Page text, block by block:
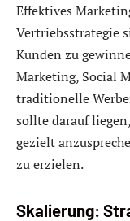
Effektives
Vertriebsstrategie
Kunden zu
Marketing, Social
traditionelle
sollte darauf
gezielt
zu erzielen.
Skalierung: